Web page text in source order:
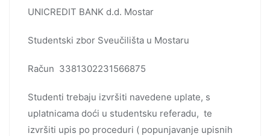
UNICREDIT BANK d.d. Mostar
Studentski zbor Sveučilišta u Mostaru
Račun 3381302231566875
Studenti trebaju izvršiti navedene uplate, s
uplatnicama doći u studentsku referadu, te
izvršiti upis po proceduri ( popunjavanje upisnih